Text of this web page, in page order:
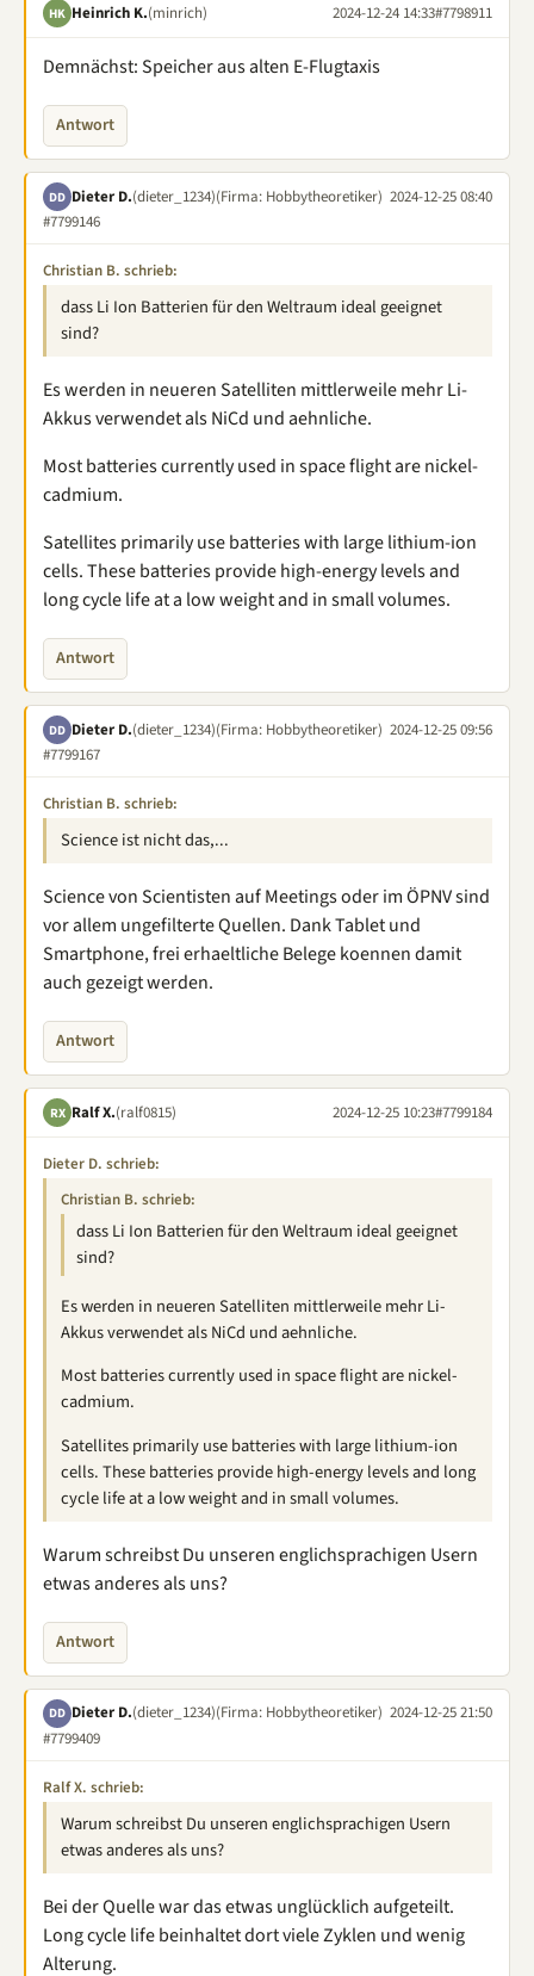
HK Heinrich K.(minrich) 2024-12-24 14:33#7798911
Demnächst: Speicher aus alten E-Flugtaxis
Antwort
DD Dieter D.(dieter_1234)(Firma: Hobbytheoretiker) 2024-12-25 08:40
#7799146
Christian B. schrieb:
dass Li Ion Batterien für den Weltraum ideal geeignet
sind?
Es werden in neueren Satelliten mittlerweile mehr Li-
Akkus verwendet als NiCd und aehnliche.
Most batteries currently used in space flight are nickel-
cadmium.
Satellites primarily use batteries with large lithium-ion
cells. These batteries provide high-energy levels and
long cycle life at a low weight and in small volumes.
Antwort
DD Dieter D.(dieter_1234)(Firma: Hobbytheoretiker) 2024-12-25 09:56
#7799167
Christian B. schrieb:
Science ist nicht das,...
Science von Scientisten auf Meetings oder im ÖPNV sind
vor allem ungefilterte Quellen. Dank Tablet und
Smartphone, frei erhaeltliche Belege koennen damit
auch gezeigt werden.
Antwort
RX Ralf X.(ralf0815) 2024-12-25 10:23#7799184
Dieter D. schrieb:
Christian B. schrieb:
dass Li Ion Batterien für den Weltraum ideal geeignet
sind?
Es werden in neueren Satelliten mittlerweile mehr Li-
Akkus verwendet als NiCd und aehnliche.
Most batteries currently used in space flight are nickel-
cadmium.
Satellites primarily use batteries with large lithium-ion
cells. These batteries provide high-energy levels and long
cycle life at a low weight and in small volumes.
Warum schreibst Du unseren englichsprachigen Usern
etwas anderes als uns?
Antwort
DD Dieter D.(dieter_1234)(Firma: Hobbytheoretiker) 2024-12-25 21:50
#7799409
Ralf X. schrieb:
Warum schreibst Du unseren englichsprachigen Usern
etwas anderes als uns?
Bei der Quelle war das etwas unglücklich aufgeteilt.
Long cycle life beinhaltet dort viele Zyklen und wenig
Alterung.